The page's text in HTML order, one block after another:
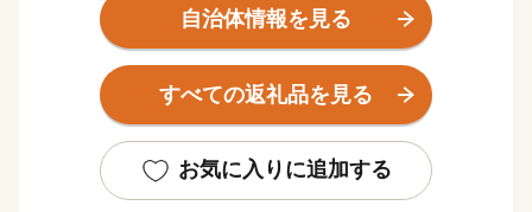
は、町全体へと駆け巡り豊かな土壌を作り上げます。
清らかな水に恵まれた肥沃な大地で育った作物や家畜
は、もちろんどれも最高級。
特に、町の南部で肥育を行っている黒毛和牛の最高級銘
林水産大臣賞）を受賞するほどの逸品。
口に入れた瞬間のとろけるような肉質は最高級A5ラン
自治体情報を見る
すべての返礼品を見る
お気に入りに追加する